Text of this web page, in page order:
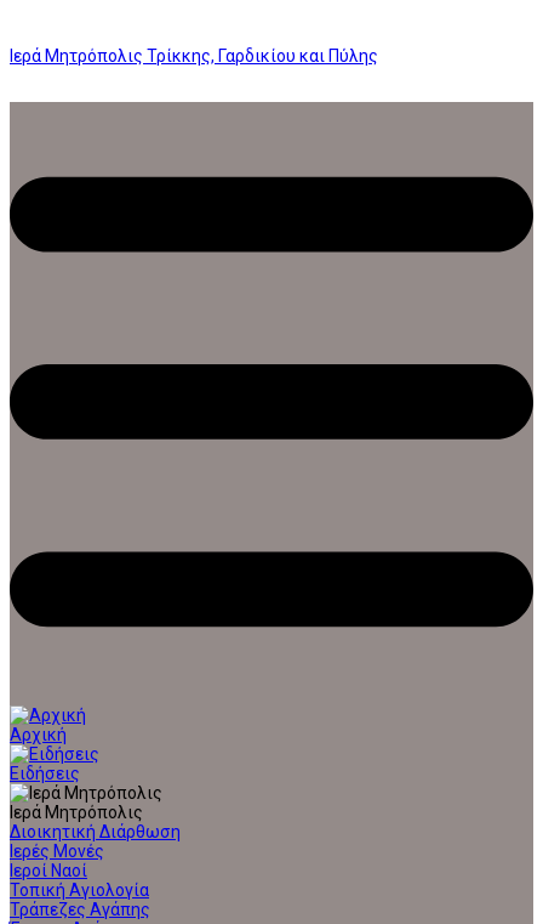
Ιερά Μητρόπολις Τρίκκης, Γαρδικίου και Πύλης
Αρχική
Ειδήσεις
Ιερά Μητρόπολις
Διοικητική Διάρθωση
Ιερές Μονές
Ιεροί Ναοί
Τοπική Αγιολογία
Τράπεζες Αγάπης